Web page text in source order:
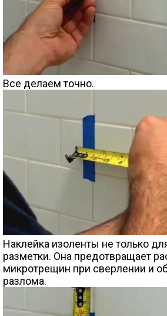
Все делаем точно.
Наклейка изоленты не только
разметки. Она предотвращает
микротрещин при сверлении и
разлома.